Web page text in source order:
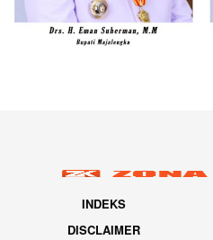
INDEKS
DISCLAIMER